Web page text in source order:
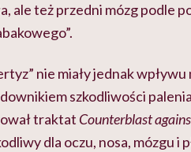
ale też przedni mózg podle
”.
nie miały jednak
szkodliwości
traktat Counterblast
dla oczu, nosa, mózgu i